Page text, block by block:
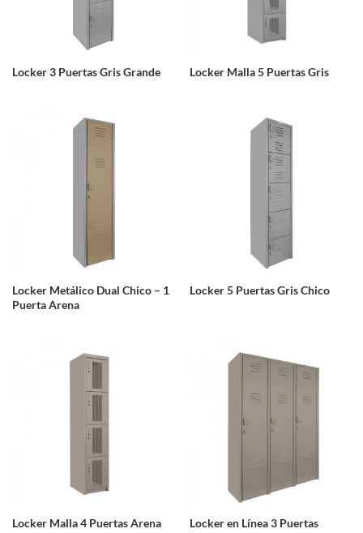
Locker 3 Puertas Gris Grande Locker Malla 5 Puertas Gris
Locker Metálico Dual Chico – 1
Puerta Arena
Locker 5 Puertas Gris Chico
Locker Malla 4 Puertas Arena
Locker en Línea 3 Puertas